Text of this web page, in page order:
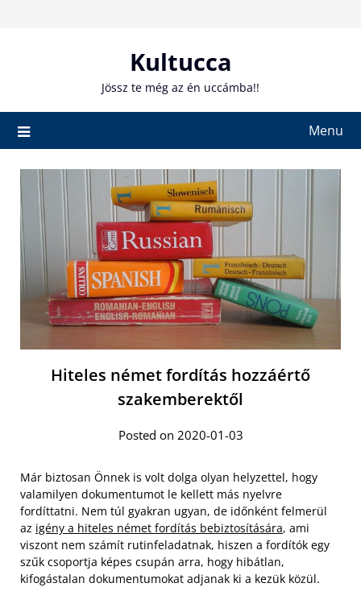
Kultucca
Jössz te még az én uccámba!!
Menu
Hiteles német fordítás hozzáértő
szakemberektől
Posted on 2020-01-03
Már biztosan Önnek is volt dolga olyan helyzettel, hogy
valamilyen dokumentumot le kellett más nyelvre
fordíttatni. Nem túl gyakran ugyan, de időnként felmerül
az igény a hiteles német fordítás bebiztosítására, ami
viszont nem számít rutinfeladatnak, hiszen a fordítók egy
szűk csoportja képes csupán arra, hogy hibátlan,
kifogástalan dokumentumokat adjanak ki a kezük közül.